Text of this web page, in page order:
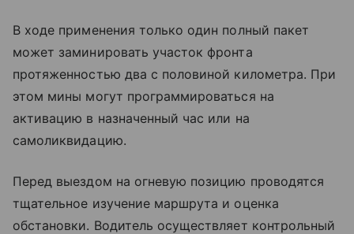
В ходе применения только один полный пакет
может заминировать участок фронта
протяженностью два с половиной километра. При
этом мины могут программироваться на
активацию в назначенный час или на
самоликвидацию.
Перед выездом на огневую позицию проводятся
тщательное изучение маршрута и оценка
обстановки. Водитель осуществляет контрольный